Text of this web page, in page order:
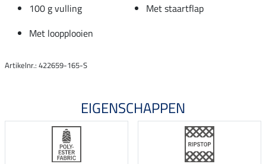
100 g vulling
Met staartflap
Met loopplooien
Artikelnr.: 422659-165-S
EIGENSCHAPPEN